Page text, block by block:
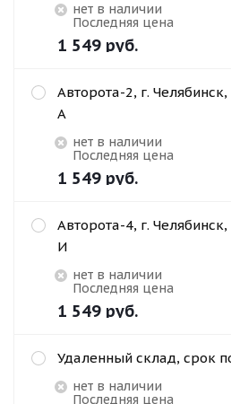
Нет в наличии
Последняя цена
1 549 руб.
Авторота-2, г.
А
Нет в наличии
Последняя цена
1 549 руб.
Авторота-4, г.
И
Нет в наличии
Последняя цена
1 549 руб.
Удаленный склад, срок
Нет в наличии
Последняя цена